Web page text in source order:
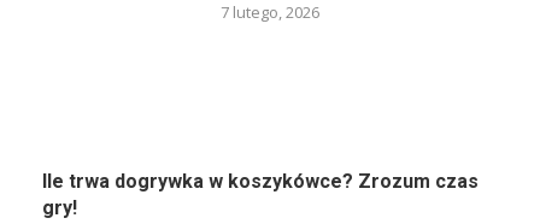
7 lutego, 2026
Ile trwa dogrywka w koszykówce? Zrozum czas
gry!